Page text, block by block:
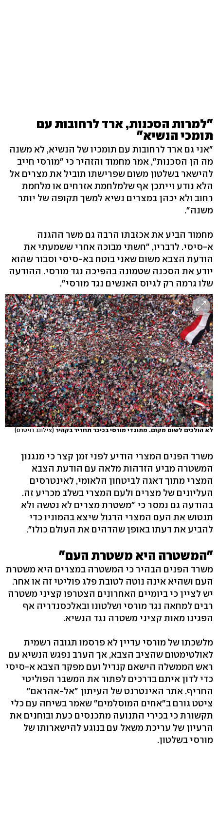
"למרות הסכנות, ארד לרחובות עם
תומכי הנשיא"
"אני גם ארד לרחובות עם תומכיו של הנשיא, לא משנה
מה הן הסכנות", אמר מחמוד והזהיר כי "מורסי חייב
להישאר בשלטון משום שפרישתו תוביל את מצרים אל
הלא נודע וייתכן אף שלמלחמת אזרחים או מלחמת
רחוב ולא יכהן במצרים נשיא למשך תקופה של יותר
משנה".
מחמוד הביע את אכזבתו הרבה גם משר ההגנה
א-סיסי. לדבריו, "חשתי מבוכה אחרי ששמעתי את
הודעת הצבא משום שאני בוטח בא-סיסי וסבור שהוא
יודע את הסכנה שטמונה בהפיכה נגד מורסי. ההודעה
שלו גרמה רק לגיוס האנשים נגד מורסי".
לא הולכים לשום מקום. מתנגדי מורסי בכיכר תחריר בקהיר (צילום: רויטרס)
משרד הפנים המצרי הודיע לפני זמן קצר כי מנגנון
המשטרה מביע הזדהות מלאה עם הודעת הצבא
המצרי מתוך דאגה לביטחון הלאומי, לאינטרסים
העליונים של מצרים ולעם המצרי בשלב מכריע זה.
בהודעה גם נמסר כי "משטרת מצרים לא נטשה ולא
תנטוש את העם המצרי הדגול שיצא בהמוניו כדי
להביע את דעתו באופן שהדהים את העולם כולו".
"המשטרה היא משטרת העם"
משרד הפנים הבהיר כי המשטרה במצרים היא משטרת
העם ושהיא אינה נוטה לטובת פלג פוליטי זה או אחר.
יש לציין כי ביומיים האחרונים הצטרפו קציני משטרה
רבים למחאה נגד מורסי ושלטונו ובאלכסנדריה אף
הפגינו מאות קציני משטרה נגד הנשיא.
מלשכתו של מורסי עדיין לא פרסמו תגובה רשמית
לאולטימטום שהציב הצבא, אך הערב נפגש הנשיא עם
ראש הממשלה הישאם קנדיל ועם מפקד הצבא א-סיסי
כדי לדון איתם בדרכים לפתור את המשבר הפוליטי
החריף. אתר האינטרנט של העיתון "אל-אהראם"
ציטט גורם ב"אחים המוסלמים" שאמר בשיחה עם כלי
תקשורת כי בכירי התנועה מתכנסים כעת ובוחנים את
הרעיון של עריכת משאל עם בנוגע להישארותו של
מורסי בשלטון.